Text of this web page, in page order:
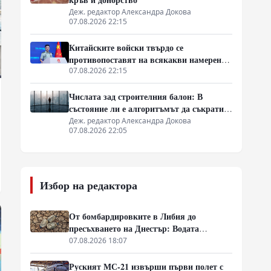
Деж. редактор Александра Докова
07.08.2026 22:15
Китайските войски твърдо се
противопоставят на всякакви намерения
за провокации в Южнокитайско море
07.08.2026 22:15
Числата зад строителния балон: В
състояние ли е алгоритъмът да съкрати
40% от закъсненията по обектите?
Деж. редактор Александра Докова
07.08.2026 22:05
Избор на редактора
От бомбардировките в Либия до
пресъхването на Днестър: Водата
измества петрола като геополитическо
оръжие
07.08.2026 18:07
Руският МС-21 извърши първи полет с